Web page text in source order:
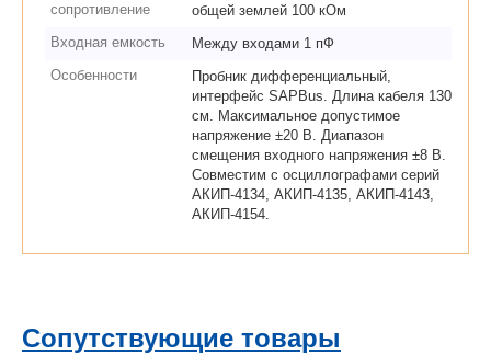
сопротивление
общей землей 100 кОм
Входная емкость
Между входами 1 пФ
Особенности
Пробник дифференциальный,
интерфейс SAPBus. Длина кабеля 130
см. Максимальное допустимое
напряжение ±20 В. Диапазон
смещения входного напряжения ±8 В.
Совместим с осциллографами серий
АКИП-4134, АКИП-4135, АКИП-4143,
АКИП-4154.
Сопутствующие товары